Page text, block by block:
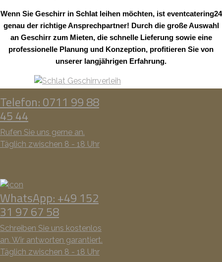
Wenn Sie Geschirr in Schlat leihen möchten, ist eventcatering24
genau der richtige Ansprechpartner! Durch die große Auswahl
an Geschirr zum Mieten, die schnelle Lieferung sowie eine
professionelle Planung und Konzeption, profitieren Sie von
unserer langjährigen Erfahrung.
Telefon: 0711 99 88
45 44
Rufen Sie uns gerne an.
Täglich zwischen 8 - 18 Uhr
WhatsApp: +49 152
31 97 67 58
Schreiben Sie uns kostenlos
an. Wir antworten garantiert.
Täglich zwischen 8 - 18 Uhr